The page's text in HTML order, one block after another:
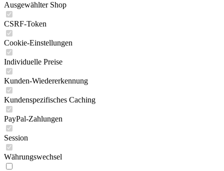
Ausgewählter Shop
CSRF-Token
Cookie-Einstellungen
Individuelle Preise
Kunden-Wiedererkennung
Kundenspezifisches Caching
PayPal-Zahlungen
Session
Währungswechsel